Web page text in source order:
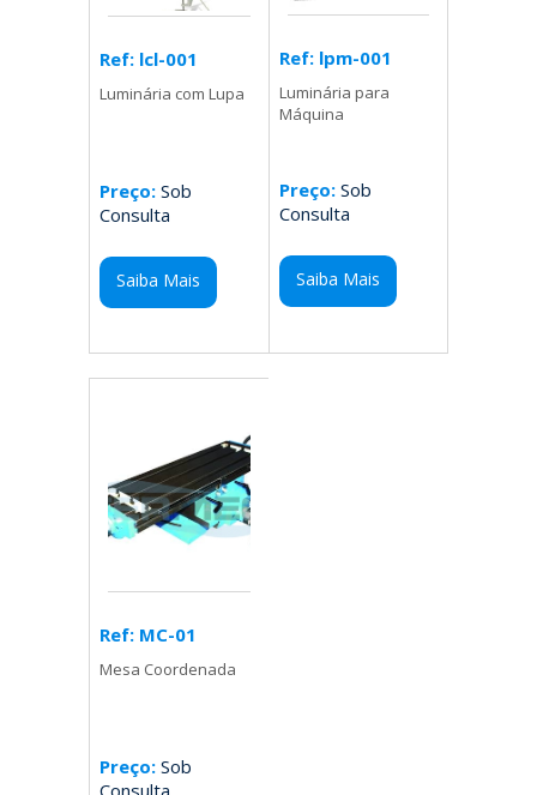
Ref: lcl-001
Luminária com Lupa
Preço: Sob
Consulta
Saiba Mais
Ref: lpm-001
Luminária para
Máquina
Preço:Sob
Consulta
Saiba Mais
Ref: MC-01
Mesa Coordenada
Preço: Sob